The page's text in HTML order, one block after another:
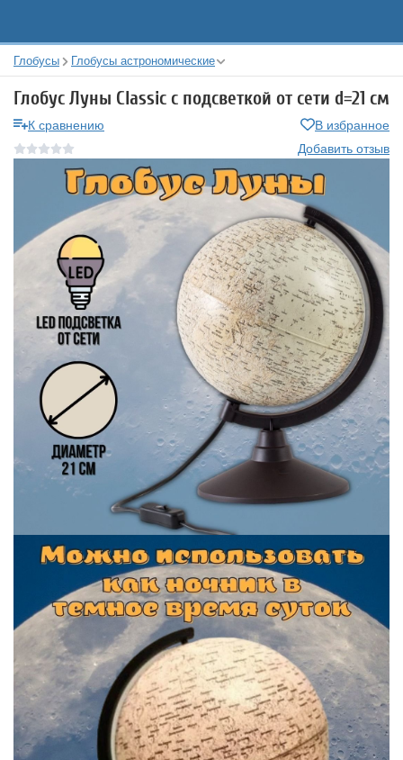
Глобусы Глобусы астрономические
Глобус Луны Classic с подсветкой от сети d=21 см
К сравнению
В избранное
Добавить отзыв